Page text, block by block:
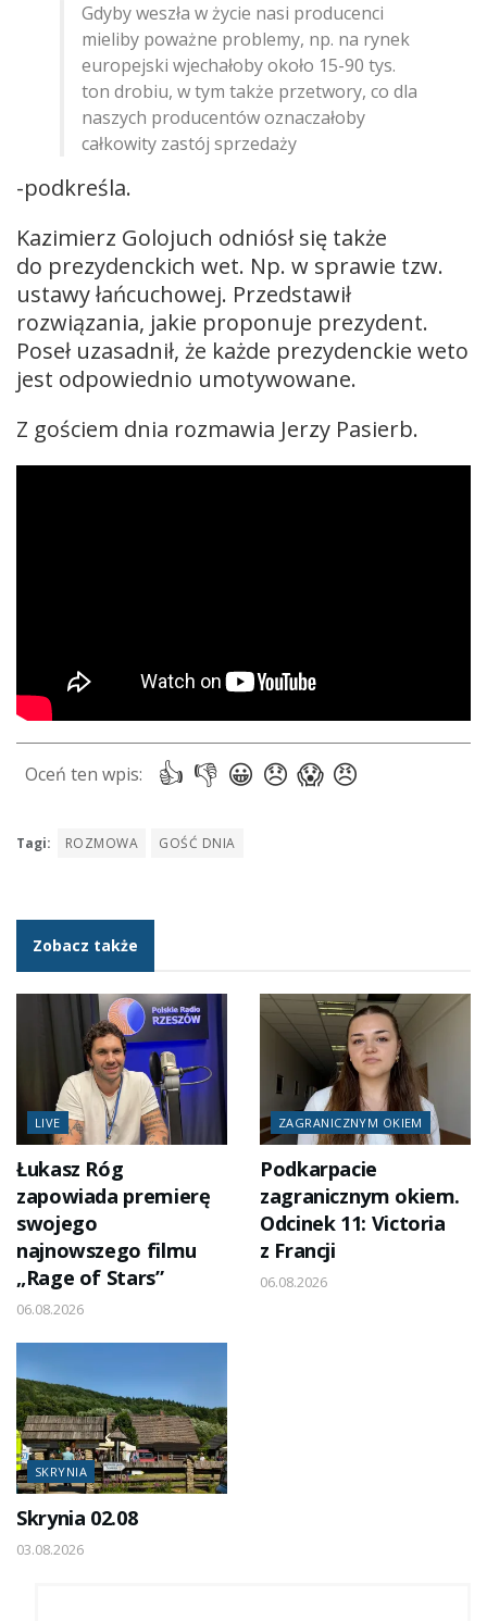
Gdyby weszła w życie nasi producenci
mieliby poważne problemy, np. na rynek
europejski wjechałoby około 15-90 tys.
ton drobiu, w tym także przetwory, co dla
naszych producentów oznaczałoby
całkowity zastój sprzedaży
-podkreśla.
Kazimierz Golojuch odniósł się także
do prezydenckich wet. Np. w sprawie tzw.
ustawy łańcuchowej. Przedstawił
rozwiązania, jakie proponuje prezydent.
Poseł uzasadnił, że każde prezydenckie weto
jest odpowiednio umotywowane.
Z gościem dnia rozmawia Jerzy Pasierb.
Tagi: ROZMOWA GOŚĆ DNIA
Zobacz także
LIVE
Łukasz Róg
zapowiada premierę
swojego
najnowszego filmu
„Rage of Stars”
06.08.2026
ZAGRANICZNYM OKIEM
Podkarpacie
zagranicznym okiem.
Odcinek 11: Victoria
z Francji
06.08.2026
SKRYNIA
Skrynia 02.08
03.08.2026